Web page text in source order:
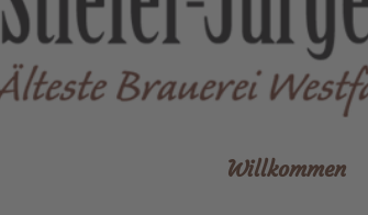
Willkommen